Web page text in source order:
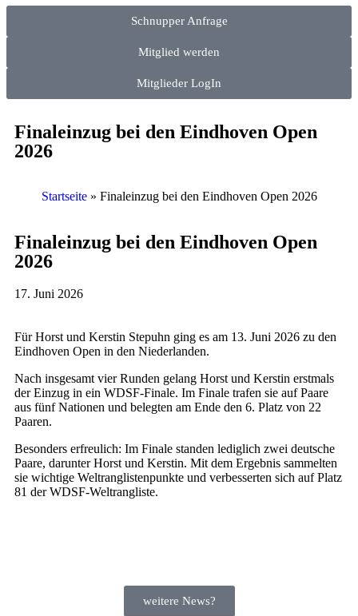
Schnupper Anfrage
Mitglied werden
Mitglieder LogIn
Finaleinzug bei den Eindhoven Open
2026
Startseite» Finaleinzug bei den Eindhoven Open 2026
Finaleinzug bei den Eindhoven Open
2026
17. Juni 2026
Für Horst und Kerstin Stepuhn ging es am 13. Juni 2026 zu den
Eindhoven Open in den Niederlanden.
Nach insgesamt vier Runden gelang Horst und Kerstin erstmals
der Einzug in ein WDSF-Finale. Im Finale trafen sie auf Paare
aus fünf Nationen und belegten am Ende den 6. Platz von 22
Paaren.
Besonders erfreulich: Im Finale standen lediglich zwei deutsche
Paare, darunter Horst und Kerstin. Mit dem Ergebnis sammelten
sie wichtige Weltranglistenpunkte und verbesserten sich auf Platz
81 der WDSF-Weltrangliste.
weitere News?